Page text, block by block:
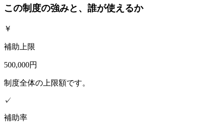
この制度の強みと、誰が使えるか
￥
補助上限
500,000円
制度全体の上限額です。
✓
補助率